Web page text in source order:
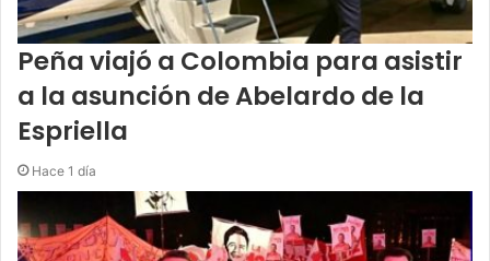
Peña viajó a Colombia para asistir
a la asunción de Abelardo de la
Espriella
Hace 1 día